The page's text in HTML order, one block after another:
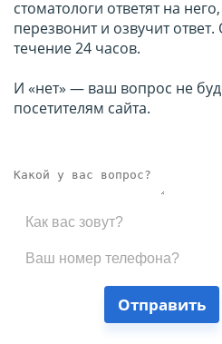
стоматологи ответят на
перезвонит и озвучит
течение 24 часов.
И «нет» — ваш вопрос не
посетителям сайта.
Отправить